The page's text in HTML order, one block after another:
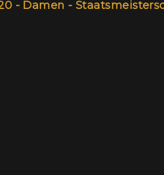
- Damen -